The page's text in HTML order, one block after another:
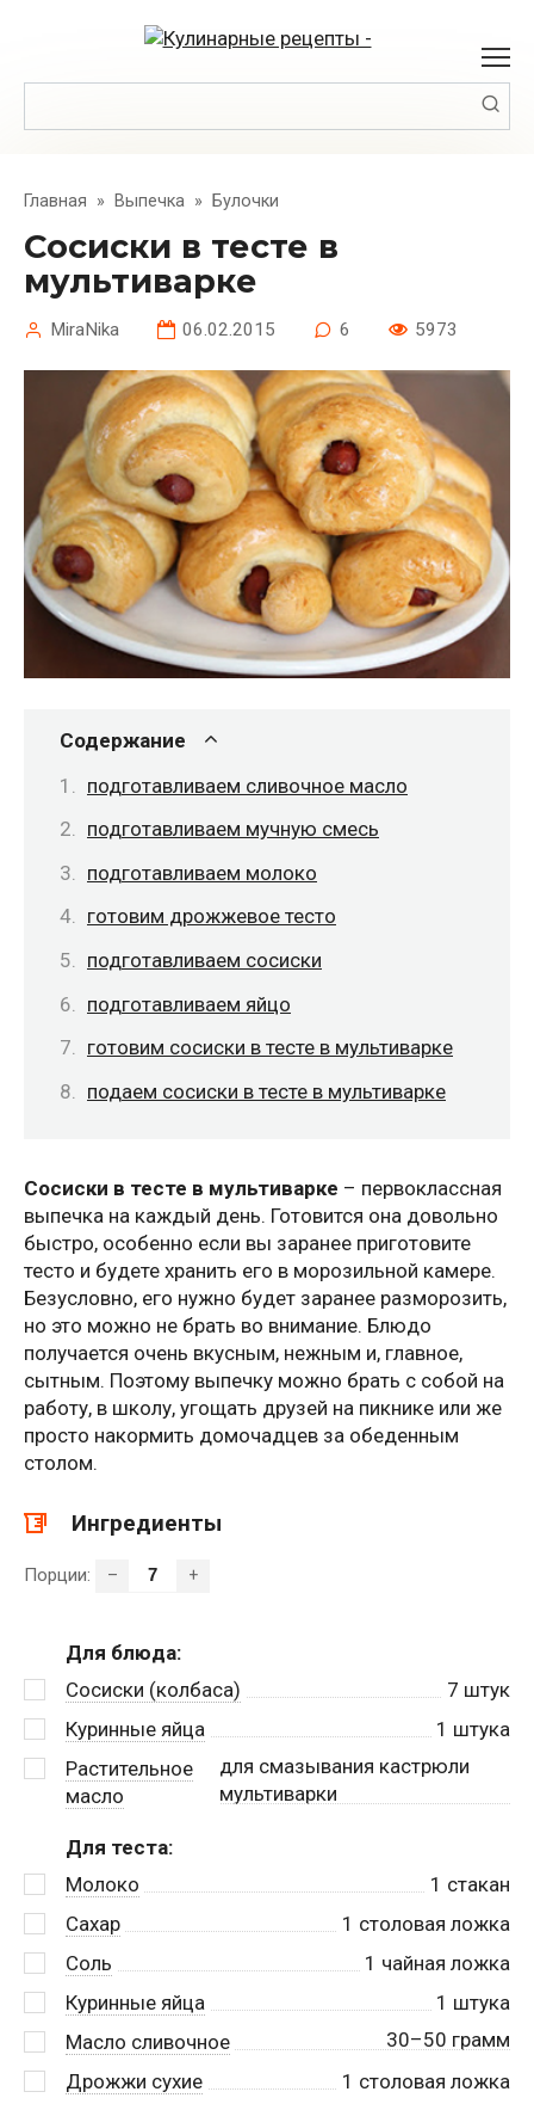
Главная » Выпечка » Булочки
Сосиски в тесте в
мультиварке
MiraNika 06.02.2015 6 5973
Содержание
подготавливаем сливочное масло
подготавливаем мучную смесь
подготавливаем молоко
готовим дрожжевое тесто
подготавливаем сосиски
подготавливаем яйцо
готовим сосиски в тесте в мультиварке
подаем сосиски в тесте в мультиварке
Сосиски в тесте в мультиварке – первоклассная
выпечка на каждый день. Готовится она довольно
быстро, особенно если вы заранее приготовите
тесто и будете хранить его в морозильной камере.
Безусловно, его нужно будет заранее разморозить,
но это можно не брать во внимание. Блюдо
получается очень вкусным, нежным и, главное,
сытным. Поэтому выпечку можно брать с собой на
работу, в школу, угощать друзей на пикнике или же
просто накормить домочадцев за обеденным
столом.
Ингредиенты
Порции: – +
Для блюда:
Сосиски (колбаса)
7 штук
Куринные яйца
1 штука
Растительное
масло
для смазывания кастрюли
мультиварки
Для теста:
Молоко
1 стакан
Сахар
1 столовая ложка
Соль
1 чайная ложка
Куринные яйца
1 штука
Масло сливочное
30–50 грамм
Дрожжи сухие
1 столовая ложка